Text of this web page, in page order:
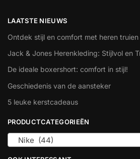
LAATSTE NIEUWS
Ontdek stijl en comfort met heren
Jack & Jones Herenkleding: Stijlvol en
De ideale boxershort: comfort in stijl!
Geschiedenis van de aansteker
5 leuke kerstcadeaus
PRODUCTCATEGORIEËN
Nike (44)